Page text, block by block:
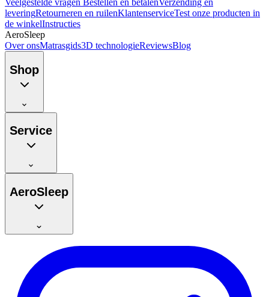
Veelgestelde vragen Bestellen en betalenVerzending en
leveringRetourneren en ruilenKlantenserviceTest onze producten in
de winkelInstructies
AeroSleep
Over onsMatrasgids3D technologieReviewsBlog
Shop
Service
AeroSleep